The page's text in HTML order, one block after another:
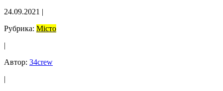
24.09.2021 |
Рубрика: Місто
|
Автор: 34crew
|